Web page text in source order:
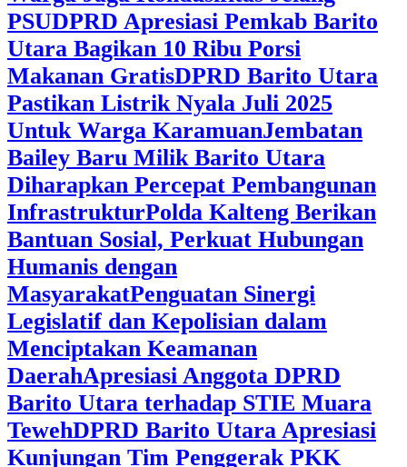
PSUDPRD Apresiasi Pemkab Barito
Utara Bagikan 10 Ribu Porsi
Makanan GratisDPRD Barito Utara
Pastikan Listrik Nyala Juli 2025
Untuk Warga KaramuanJembatan
Bailey Baru Milik Barito Utara
Diharapkan Percepat Pembangunan
InfrastrukturPolda Kalteng Berikan
Bantuan Sosial, Perkuat Hubungan
Humanis dengan
MasyarakatPenguatan Sinergi
Legislatif dan Kepolisian dalam
Menciptakan Keamanan
DaerahApresiasi Anggota DPRD
Barito Utara terhadap STIE Muara
TewehDPRD Barito Utara Apresiasi
Kunjungan Tim Penggerak PKK